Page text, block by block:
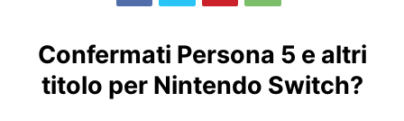
Confermati Persona 5 e altri
titolo per Nintendo Switch?